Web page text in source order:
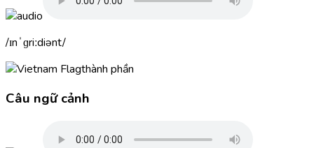
ɪnˈɡriːdiənt
thành phần
Câu ngữ cảnh